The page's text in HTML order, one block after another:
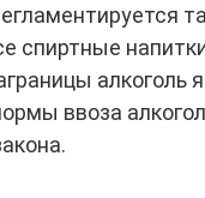
спиртные
ввоза